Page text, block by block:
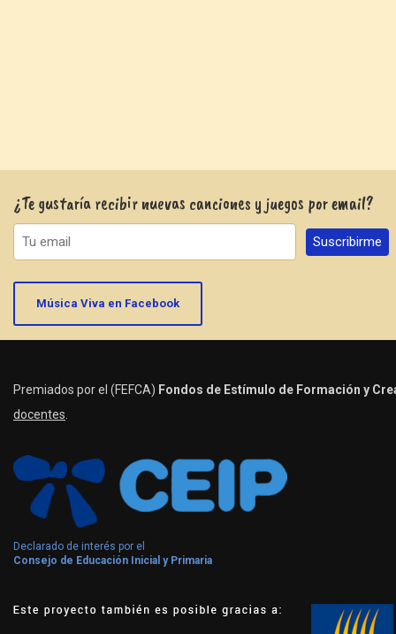
¿Te gustaría recibir nuevas canciones y juegos por email?
Música Viva en Facebook
Premiados por el (FEFCA) Fondos de Estímulo de Formación y
docentes
Declarado de interés por el
Consejo de Educación Inicial y Primaria